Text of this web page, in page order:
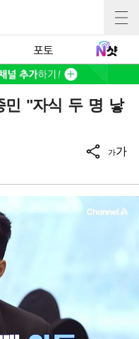
포토
민 "자식 두 명 낳
가가